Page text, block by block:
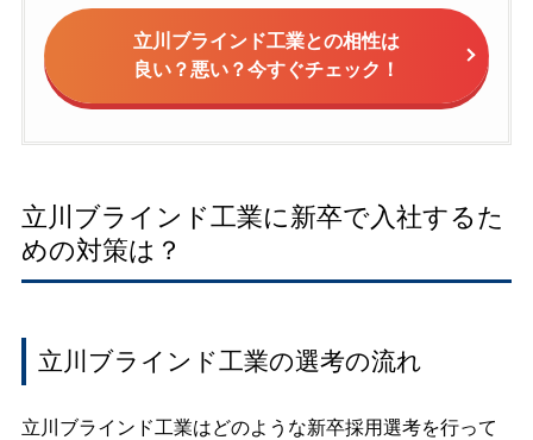
立川ブラインド工業との相性は
良い？悪い？今すぐチェック！
立川ブラインド工業に新卒で入社するた
めの対策は？
立川ブラインド工業の選考の流れ
立川ブラインド工業はどのような新卒採用選考を行って